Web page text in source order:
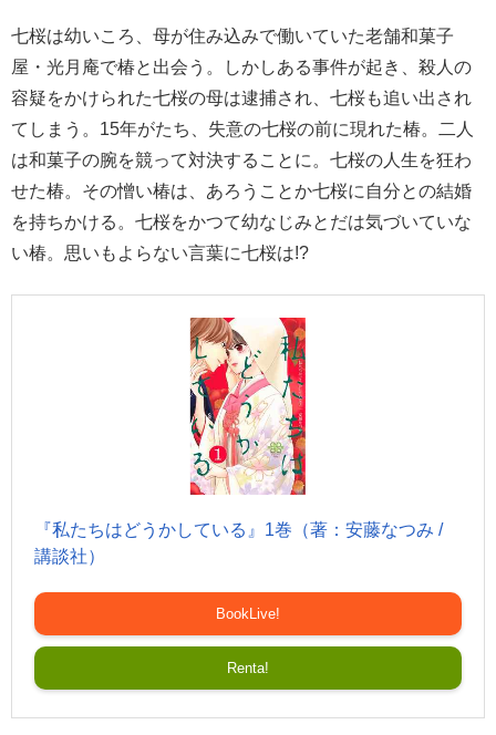
七桜は幼いころ、母が住み込みで働いていた老舗和菓子
屋・光月庵で椿と出会う。しかしある事件が起き、殺人の
容疑をかけられた七桜の母は逮捕され、七桜も追い出され
てしまう。15年がたち、失意の七桜の前に現れた椿。二人
は和菓子の腕を競って対決することに。七桜の人生を狂わ
せた椿。その憎い椿は、あろうことか七桜に自分との結婚
を持ちかける。七桜をかつて幼なじみとだは気づいていな
い椿。思いもよらない言葉に七桜は!?
『私たちはどうかしている』1巻（著：安藤なつみ /
講談社）
BookLive!
Renta!